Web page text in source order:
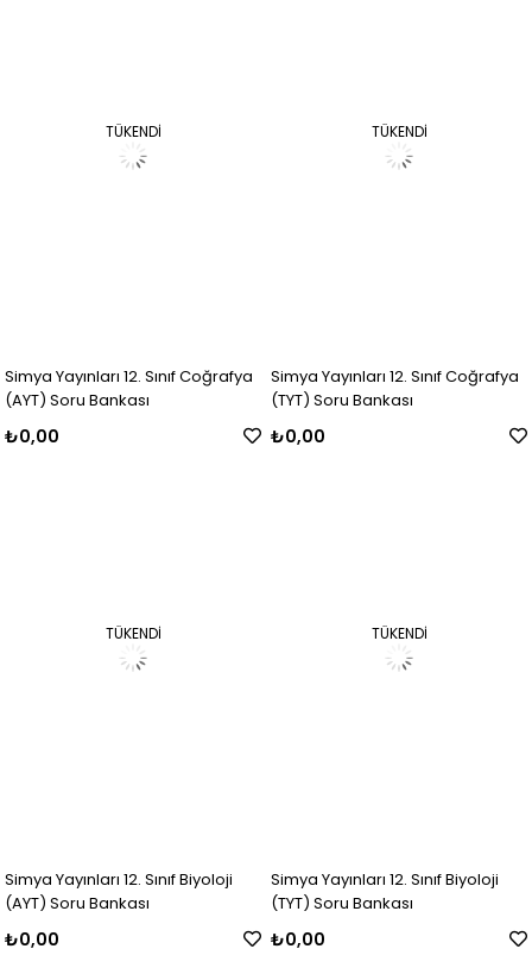
TÜKENDI
Simya Yayınları 12. Sınıf Coğrafya
(AYT) Soru Bankası
₺0,00
TÜKENDI
Simya Yayınları 12. Sınıf Coğrafya
(TYT) Soru Bankası
₺0,00
TÜKENDI
Simya Yayınları 12. Sınıf Biyoloji
(AYT) Soru Bankası
₺0,00
TÜKENDI
Simya Yayınları 12. Sınıf Biyoloji
(TYT) Soru Bankası
₺0,00